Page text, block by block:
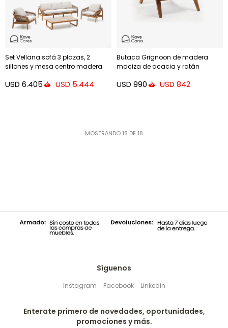
Set Vellana sofá 3 plazas, 2
sillones y mesa centro madera
b
USD 6.405 USD 5.444
Butaca Grignoon de madera
maciza de acacia y ratán
sintético trenzado
USD 990 USD 842
MOSTRANDO 18 DE 18
Síguenos
Instagram Facebook Linkedin
Enterate primero de novedades, oportunidades,
promociones y más.